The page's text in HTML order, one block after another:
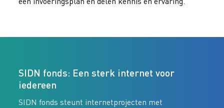
SIDN fonds: Een sterk internet voor
iedereen
SIDN fonds steunt internetprojecten met